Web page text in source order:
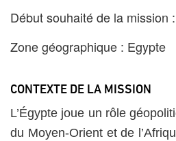
Début souhaité de la mission
Zone géographique : Egypte
CONTEXTE DE LA MISSION
L’Égypte joue un rôle
du Moyen-Orient et de